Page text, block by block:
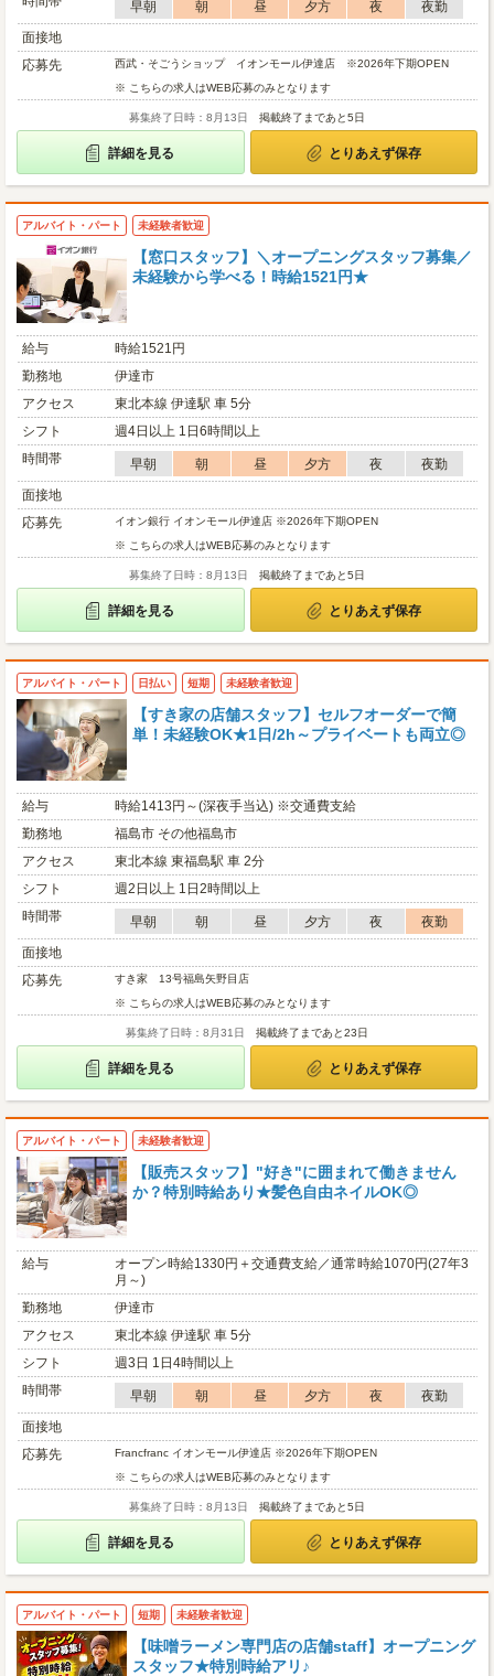
早朝 朝 昼 夕方 夜
夜勤
面接地
応募先
西武・そごうショップ イオンモール伊達店 ※2026年下期OPEN
※ こちらの求人はWEB応募のみとなります
募集終了日時：8月13日 掲載終了まであと5日
詳細を見る とりあえず保存
アルバイト・パート 未経験者歓迎
【窓口スタッフ】＼オープニングスタッフ募集／
未経験から学べる！時給1521円★
給与
時給1521円
勤務地
伊達市
アクセス
東北本線 伊達駅 車 5分
シフト
週4日以上 1日6時間以上
時間帯
早朝 朝 昼 夕方 夜
夜勤
面接地
応募先
イオン銀行 イオンモール伊達店 ※2026年下期OPEN
※ こちらの求人はWEB応募のみとなります
募集終了日時：8月13日 掲載終了まであと5日
詳細を見る とりあえず保存
アルバイト・パート 日払い 短期 未経験者歓迎
【すき家の店舗スタッフ】セルフオーダーで簡
単！未経験OK★1日/2h～プライベートも両立◎
給与
時給1413円～(深夜手当込) ※交通費支給
勤務地
福島市 その他福島市
アクセス
東北本線 東福島駅 車 2分
シフト
週2日以上 1日2時間以上
時間帯
早朝 朝 昼 夕方 夜
夜勤
面接地
応募先
すき家 13号福島矢野目店
※ こちらの求人はWEB応募のみとなります
募集終了日時：8月31日 掲載終了まであと23日
詳細を見る とりあえず保存
アルバイト・パート 未経験者歓迎
【販売スタッフ】"好き"に囲まれて働きません
か？特別時給あり★髪色自由ネイルOK◎
給与
オープン時給1330円＋交通費支給／通常時給1070円(27年3
月～)
勤務地
伊達市
アクセス
東北本線 伊達駅 車 5分
シフト
週3日 1日4時間以上
時間帯
早朝 朝 昼 夕方 夜
夜勤
面接地
応募先
Francfranc イオンモール伊達店 ※2026年下期OPEN
※ こちらの求人はWEB応募のみとなります
募集終了日時：8月13日 掲載終了まであと5日
詳細を見る とりあえず保存
アルバイト・パート 短期 未経験者歓迎
【味噌ラーメン専門店の店舗staff】オープニング
スタッフ★特別時給アリ♪